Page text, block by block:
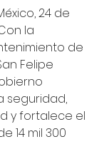
24 de
la
de
Felipe
seguridad,
y fortalece el
14 mil 300